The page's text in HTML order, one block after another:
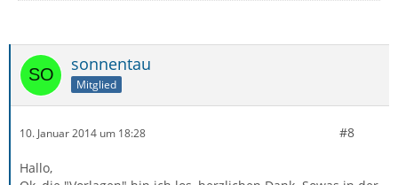
sonnentau
Mitglied
10. Januar 2014 um 18:28 #8
Hallo,